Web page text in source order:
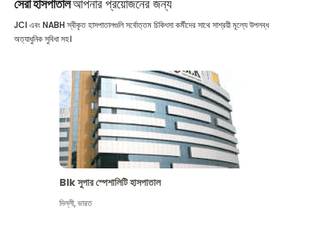
সেরা হাসপাতালআপনার প্রয়োজনের জন্য
JCI এবং NABH স্বীকৃত হাসপাতালগুলি সর্বোত্তম চিকিৎসা কর্মীদের সাথে সাশ্রয়ী মূল্যে উপলব্ধ
অত্যাধুনিক সুবিধা সহ।
Blk সুপার স্পেশালিটি হাসপাতাল
দিল্লী,ভারত